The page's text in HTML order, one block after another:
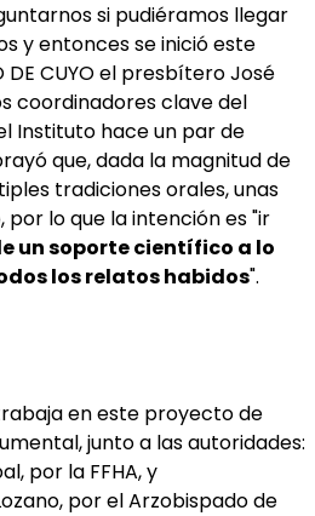
si pudiéramos llegar
y entonces se inició este
DE CUYO el presbítero José
coordinadores clave del
Instituto hace un par de
que, dada la magnitud de
tradiciones orales, unas
lo que la intención es "ir
un soporte científico a lo
los relatos habidos".